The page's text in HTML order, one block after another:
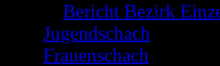
Bericht Bezirk
Jugendschach
Frauenschach